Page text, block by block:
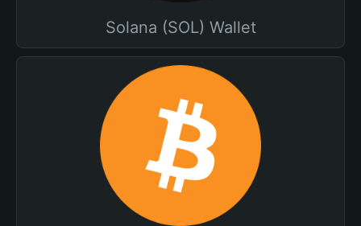
Solana (SOL) Wallet